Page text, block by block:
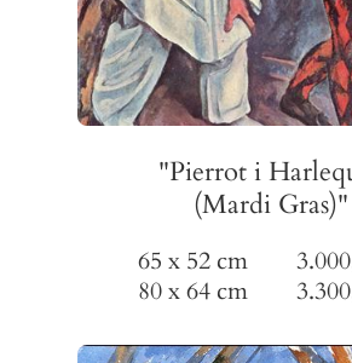
65 x 52 cm
80 x 64 cm
"Pierrot i
(Mardi Gras)"